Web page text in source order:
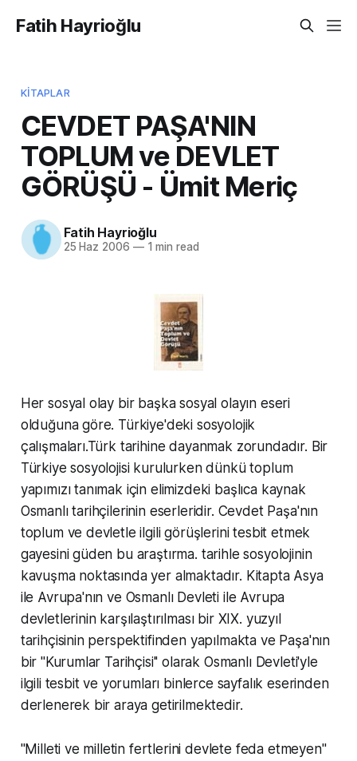
Fatih Hayrioğlu
KITAPLAR
CEVDET PAŞA'NIN
TOPLUM ve DEVLET
GÖRÜŞÜ - Ümit Meriç
Fatih Hayrioğlu
25 Haz 2006 —1 min read
Her sosyal olay bir başka sosyal olayın eseri
olduğuna göre. Türkiye'deki sosyolojik
çalışmaları.Türk tarihine dayanmak zorundadır. Bir
Türkiye sosyolojisi kurulurken dünkü toplum
yapımızı tanımak için elimizdeki başlıca kaynak
Osmanlı tarihçilerinin eserleridir. Cevdet Paşa'nın
toplum ve devletle ilgili görüşlerini tesbit etmek
gayesini güden bu araştırma. tarihle sosyolojinin
kavuşma noktasında yer almaktadır. Kitapta Asya
ile Avrupa'nın ve Osmanlı Devleti ile Avrupa
devletlerinin karşılaştırılması bir XIX. yuzyıl
tarihçisinin perspektifinden yapılmakta ve Paşa'nın
bir ''Kurumlar Tarihçisi'' olarak Osmanlı Devleti'yle
ilgili tesbit ve yorumları binlerce sayfalık eserinden
derlenerek bir araya getirilmektedir.
''Milleti ve milletin fertlerini devlete feda etmeyen''